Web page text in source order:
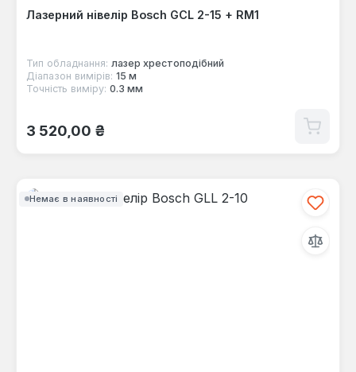
Лазерний нівелір Bosch GCL 2-15 + RM1
Тип обладнання: лазер хрестоподібний
Діапазон вимірів: 15 м
Точність виміру: 0.3 мм
Звичайна ціна:
3 520,00 ₴
Немає в наявності